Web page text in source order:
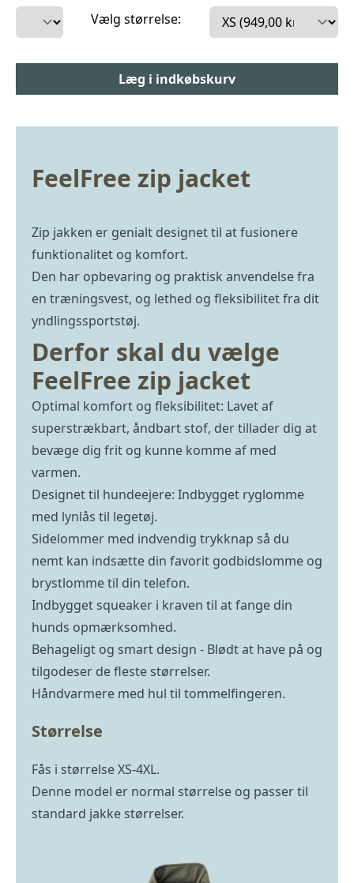
Vælg størrelse:
FeelFree zip jacket
Zip jakken er genialt designet til at fusionere
funktionalitet og komfort.
Den har opbevaring og praktisk anvendelse fra
en træningsvest, og lethed og fleksibilitet fra dit
yndlingssportstøj.
Derfor skal du vælge
FeelFree zip jacket
Optimal komfort og fleksibilitet: Lavet af
superstrækbart, åndbart stof, der tillader dig at
bevæge dig frit og kunne komme af med
varmen.
Designet til hundeejere: Indbygget ryglomme
med lynlås til legetøj.
Sidelommer med indvendig trykknap så du
nemt kan indsætte din favorit godbidslomme og
brystlomme til din telefon.
Indbygget squeaker i kraven til at fange din
hunds opmærksomhed.
Behageligt og smart design - Blødt at have på og
tilgodeser de fleste størrelser.
Håndvarmere med hul til tommelfingeren.
Størrelse
Fås i størrelse XS-4XL.
Denne model er normal størrelse og passer til
standard jakke størrelser.